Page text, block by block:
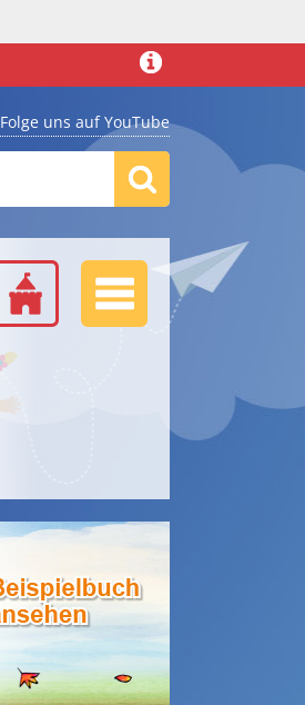
Folge uns auf YouTube